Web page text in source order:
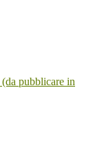
pubblicare in